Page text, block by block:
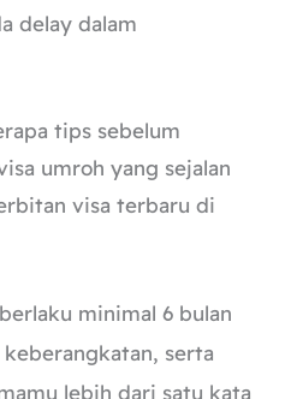
delay dalam
tips sebelum
umroh yang sejalan
visa terbaru di
minimal 6 bulan
serta
lebih dari satu kata